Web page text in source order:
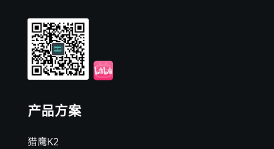
产品方案
猎鹰K2